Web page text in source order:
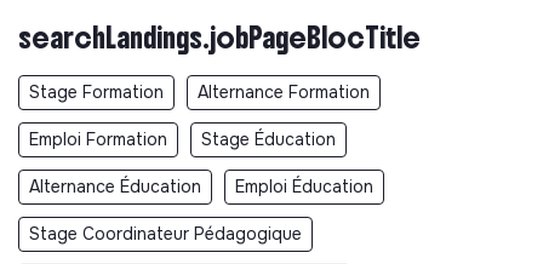
searchLandings.jobPageBlocTitle
Stage Formation Alternance Formation
Emploi Formation Stage Éducation
Alternance Éducation Emploi Éducation
Stage Coordinateur Pédagogique